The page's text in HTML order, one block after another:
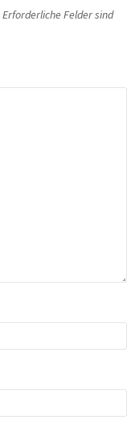
Erforderliche Felder sind